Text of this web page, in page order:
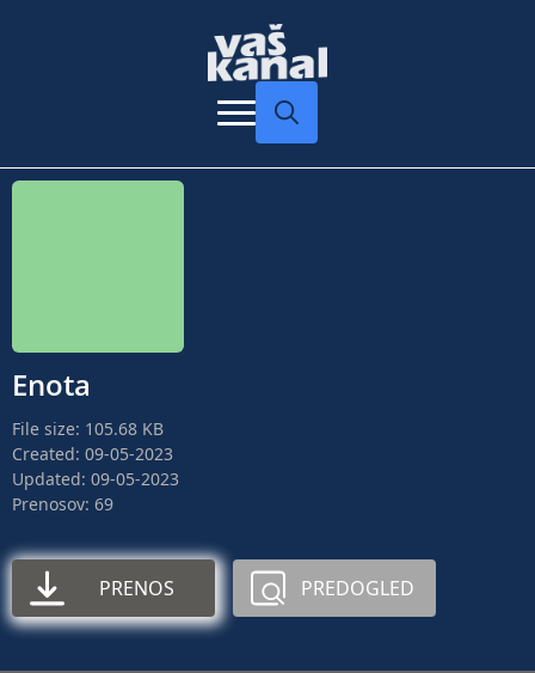
Enota
File size: 105.68 KB
Created: 09-05-2023
Updated: 09-05-2023
Prenosov: 69
PRENOS PREDOGLED